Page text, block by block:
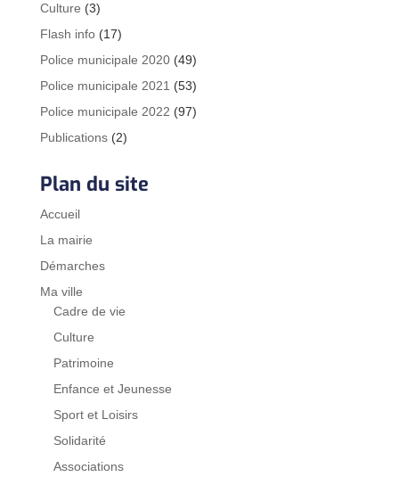
Culture (3)
Flash info(17)
Police municipale 2020(49)
Police municipale 2021 (53)
Police municipale 2022 (97)
Publications(2)
Plan du site
Accueil
La mairie
Démarches
Ma ville
Cadre de vie
Culture
Patrimoine
Enfance et Jeunesse
Sport et Loisirs
Solidarité
Associations